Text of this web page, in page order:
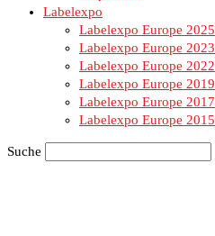
Labelexpo
Labelexpo Europe 2025
Labelexpo Europe 2023
Labelexpo Europe 2022
Labelexpo Europe 2019
Labelexpo Europe 2017
Labelexpo Europe 2015
Suche